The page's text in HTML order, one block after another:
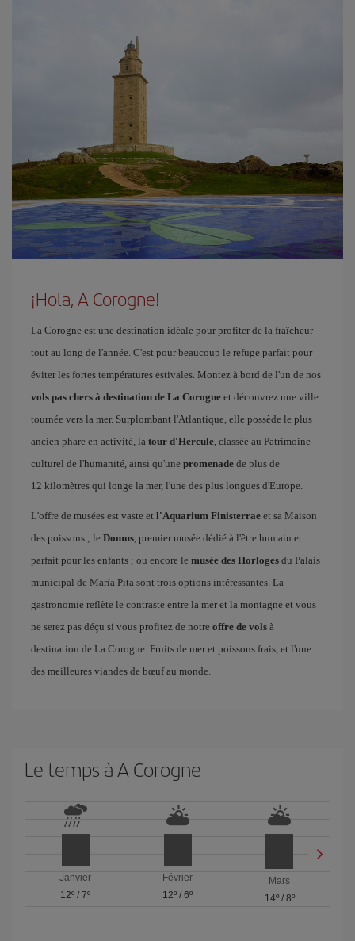
¡Hola, A Corogne!
La Corogne est une destination idéale pour profiter de la fraîcheur
tout au long de l'année. C'est pour beaucoup le refuge parfait pour
éviter les fortes températures estivales. Montez à bord de l'un de nos
vols pas chers à destination de La Corogne et découvrez une ville
tournée vers la mer. Surplombant l'Atlantique, elle possède le plus
ancien phare en activité, la tour d'Hercule, classée au Patrimoine
culturel de l'humanité, ainsi qu'une promenade de plus de
12 kilomètres qui longe la mer, l'une des plus longues d'Europe.
L'offre de musées est vaste et l'Aquarium Finisterrae et sa Maison
des poissons ; le Domus, premier musée dédié à l'être humain et
parfait pour les enfants ; ou encore le musée des Horloges du Palais
municipal de María Pita sont trois options intéressantes. La
gastronomie reflète le contraste entre la mer et la montagne et vous
ne serez pas déçu si vous profitez de notre offre de vols à
destination de La Corogne. Fruits de mer et poissons frais, et l'une
des meilleures viandes de bœuf au monde.
Le temps à A Corogne
Janvier
12º /7º
Février
12º / 6º
Mars
14º/ 8º